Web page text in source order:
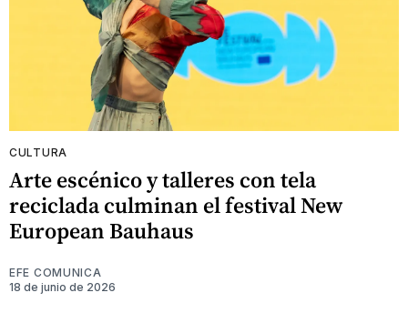
CULTURA
Arte escénico y talleres con tela
reciclada culminan el festival New
European Bauhaus
EFE COMUNICA
18 de junio de 2026